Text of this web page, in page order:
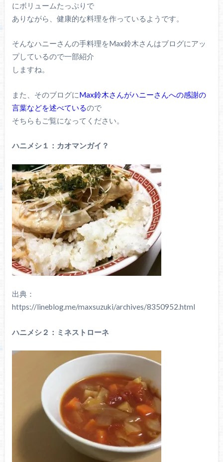
にボリュームたっぷりで
ありながら、健康的な料理を作っているようです。
そんなハニーさんの手料理をMax鈴木さんはブログにアッ
プしているので一部紹介
しますね。
また、そのブログにMax鈴木さんがハニーさんへの感謝の
言葉などを述べているので
そちらもご覧になってください。
ハニメシ１：カオマンガイ？
出典：
https://lineblog.me/maxsuzuki/archives/8350952.html
ハニメシ２：ミネストローネ